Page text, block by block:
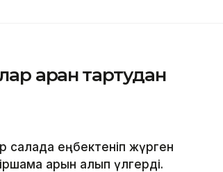
арқан тартудан
еңбектеніп жүрген
қарқын алып үлгерді.